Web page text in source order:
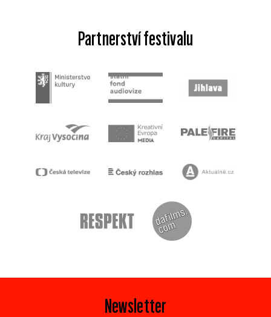
Partnerství festivalu
Newsletter